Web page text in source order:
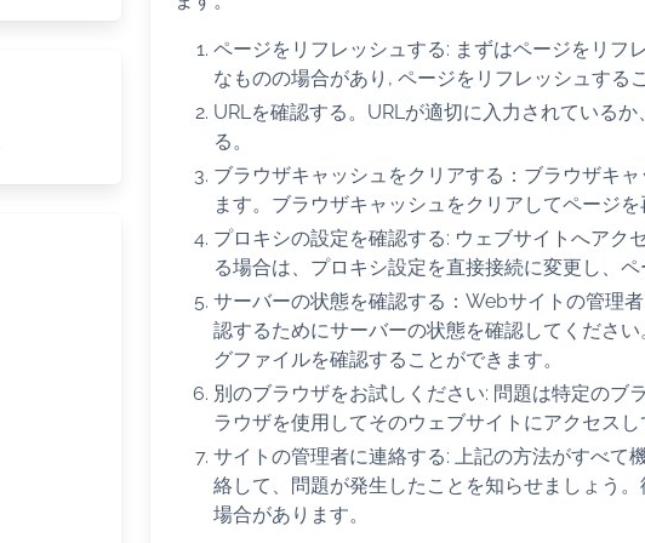
ページをリフレッシュする: まずはページをリフ
なものの場合があり, ページをリフレッシュする
URLを確認する。URLが適切に入力されている
る。
ブラウザキャッシュをクリアする：ブラウザキ
ます。ブラウザキャッシュをクリアしてページ
プロキシの設定を確認する: ウェブサイトへアク
る場合は、プロキシ設定を直接接続に変更し、
サーバーの状態を確認する：Webサイトの管理
認するためにサーバーの状態を確認してくださ
グファイルを確認することができます。
別のブラウザをお試しください: 問題は特定の
ラウザを使用してそのウェブサイトにアクセス
サイトの管理者に連絡する: 上記の方法がすべて
絡して、問題が発生したことを知らせましょう
場合があります。